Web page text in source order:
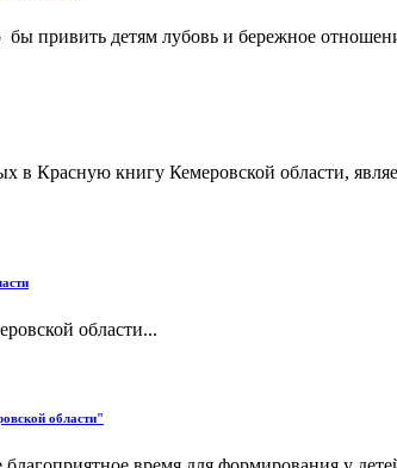
бы привить детям лубовь и бережное
в Красную книгу Кемеровской области,
области...
области"